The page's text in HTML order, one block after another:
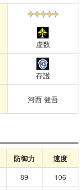
虚数
存護
河西 健吾
防御力
速度
89
106